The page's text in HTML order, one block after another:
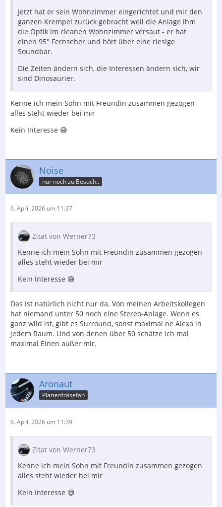
Jetzt hat er sein Wohnzimmer eingerichtet und mir den
ganzen Krempel zurück gebracht weil die Anlage ihm
die Optik im cleanen Wohnzimmer versaut - er hat
einen 95" Fernseher und hört über eine riesige
Soundbar.
Die Zeiten ändern sich, die Interessen ändern sich, wir
sind Dinosaurier.
Kenne ich mein Sohn mit Freundin zusammen gezogen
alles steht wieder bei mir
Kein Interesse 😅
Noise
nur noch zu Besuch..
6. April 2026 um 11:37
Zitat von Werner73
Kenne ich mein Sohn mit Freundin zusammen gezogen
alles steht wieder bei mir
Kein Interesse 😅
Das ist natürlich nicht nur da. Von meinen Arbeitskollegen
hat niemand unter 50 noch eine Stereo-Anlage. Wenn es
ganz wild ist, gibt es Surround, sonst maximal ne Alexa in
jedem Raum. Und von denen über 50 schätze ich mal
maximal Einen außer mir.
Aronaut
Plattenfräsefan
6. April 2026 um 11:39
Zitat von Werner73
Kenne ich mein Sohn mit Freundin zusammen gezogen
alles steht wieder bei mir
Kein Interesse 😅